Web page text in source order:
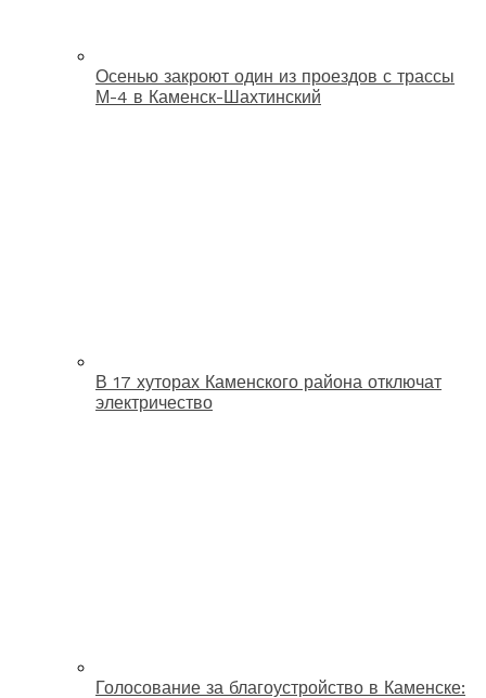
Осенью закроют один из проездов с трассы
М-4 в Каменск-Шахтинский
В 17 хуторах Каменского района отключат
электричество
Голосование за благоустройство в Каменске: